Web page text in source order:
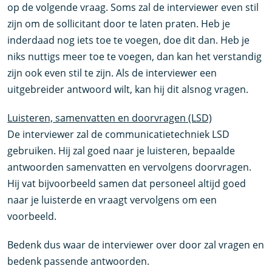
op de volgende vraag. Soms zal de interviewer even stil
zijn om de sollicitant door te laten praten. Heb je
inderdaad nog iets toe te voegen, doe dit dan. Heb je
niks nuttigs meer toe te voegen, dan kan het verstandig
zijn ook even stil te zijn. Als de interviewer een
uitgebreider antwoord wilt, kan hij dit alsnog vragen.
Luisteren, samenvatten en doorvragen (LSD)
De interviewer zal de communicatietechniek LSD
gebruiken. Hij zal goed naar je luisteren, bepaalde
antwoorden samenvatten en vervolgens doorvragen.
Hij vat bijvoorbeeld samen dat personeel altijd goed
naar je luisterde en vraagt vervolgens om een
voorbeeld.
Bedenk dus waar de interviewer over door zal vragen en
bedenk passende antwoorden.